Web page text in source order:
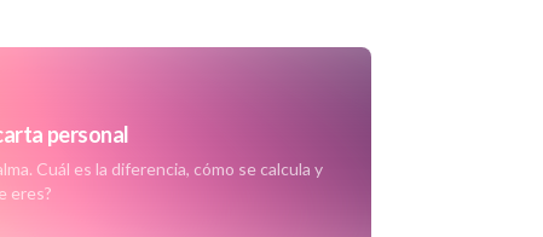
personal
Cuál es la diferencia, cómo se calcula y
eres?